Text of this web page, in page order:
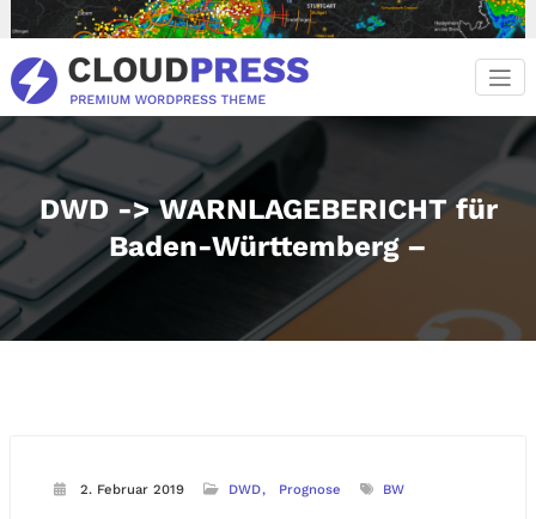
Inhalt
springen
DWD -> WARNLAGEBERICHT für
Baden-Württemberg –
2. Februar 2019 DWD Prognose BW